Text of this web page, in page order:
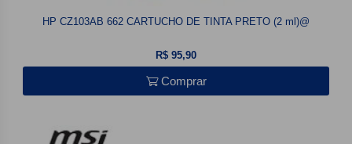
HP CZ103AB 662 CARTUCHO DE TINTA PRETO (2 ml)@
R$ 95,90
Comprar